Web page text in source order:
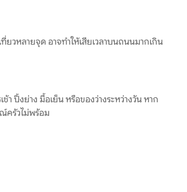
วหลายจุด อาจทำให้เสียเวลาบนถนนมากเกิน
า ปิ้งย่าง มื้อเย็น หรือของว่างระหว่างวัน หาก
ครัวไม่พร้อม